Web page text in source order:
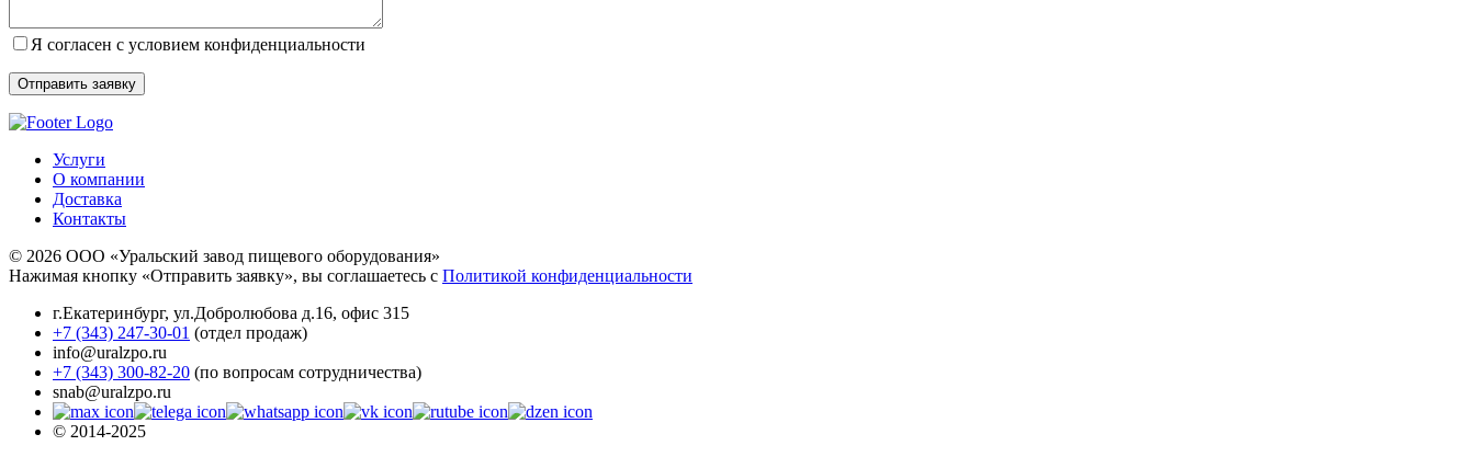
Я согласен с условием конфиденциальности
Услуги
О компании
Доставка
Контакты
© 2026 ООО «Уральский завод пищевого оборудования»
Нажимая кнопку «Отправить заявку», вы соглашаетесь с Политикой конфиденциальности
г.Екатеринбург, ул.Добролюбова д.16, офис 315
+7 (343) 247-30-01 (отдел продаж)
info@uralzpo.ru
+7 (343) 300-82-20 (по вопросам сотрудничества)
snab@uralzpo.ru
© 2014-2025